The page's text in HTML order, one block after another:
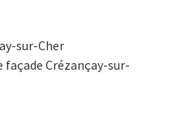
sur-Cher
Crézançay-sur-